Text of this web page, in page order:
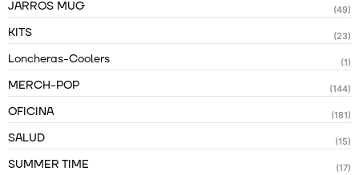
JARROS MUG (49)
KITS (23)
Loncheras-Coolers (1)
MERCH-POP (144)
OFICINA (181)
SALUD (15)
SUMMER TIME (17)